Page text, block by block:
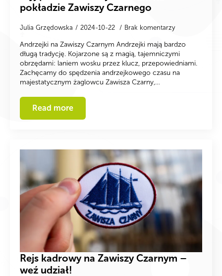
pokładzie Zawiszy Czarnego
Julia Grzędowska 2024-10-22 Brak komentarzy
Andrzejki na Zawiszy Czarnym Andrzejki mają bardzo
długą tradycję. Kojarzone są z magią, tajemniczymi
obrzędami: laniem wosku przez klucz, przepowiedniami.
Zachęcamy do spędzenia andrzejkowego czasu na
majestatycznym żaglowcu Zawisza Czarny,…
Read more
Rejs kadrowy na Zawiszy Czarnym –
weź udział!